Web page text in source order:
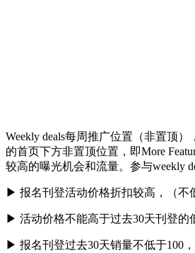
Weekly deals每周推广位置（非置顶
的首页下方非置顶位置，即More
较高的曝光机会和流量。参与weekly
▶ 报名刊登活动价格折扣较高，（不
▶ 活动价格不能高于过去30天刊登的
▶ 报名刊登过去30天销量不低于100